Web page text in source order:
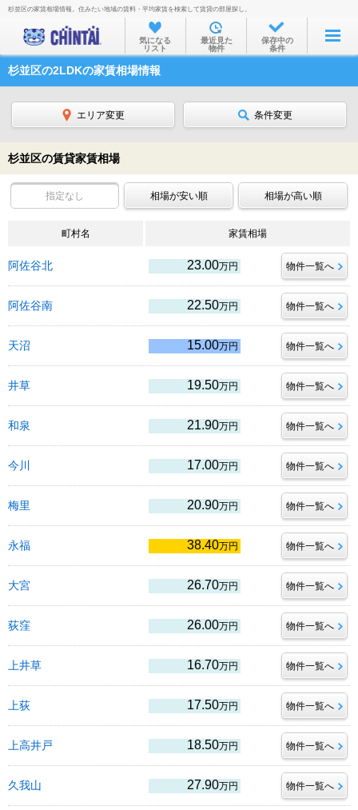
お部屋を探す
沿線・駅から
不動産会社から
杉並区の家賃相場情報。住みたい地域の賃料・平均家賃を検索して賃貸の部屋探し。
気になる
リスト
最近見た
物件
保存中の
条件
杉並区の2LDKの家賃相場情報
エリア変更 条件変更
杉並区の賃貸家賃相場
指定なし 相場が安い順 相場が高い順
町村名 家賃相場
阿佐谷北 23.00万円 物件一覧へ
阿佐谷南 22.50万円 物件一覧へ
天沼 15.00万円 物件一覧へ
井草 19.50万円 物件一覧へ
和泉 21.90万円 物件一覧へ
今川 17.00万円 物件一覧へ
梅里 20.90万円 物件一覧へ
永福 38.40万円 物件一覧へ
大宮 26.70万円 物件一覧へ
荻窪 26.00万円 物件一覧へ
上井草 16.70万円 物件一覧へ
上荻 17.50万円 物件一覧へ
上高井戸 18.50万円 物件一覧へ
久我山 27.90万円 物件一覧へ